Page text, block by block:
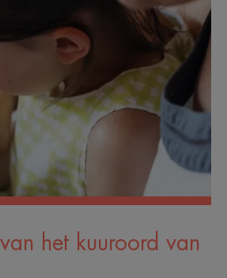
het kuuroord van